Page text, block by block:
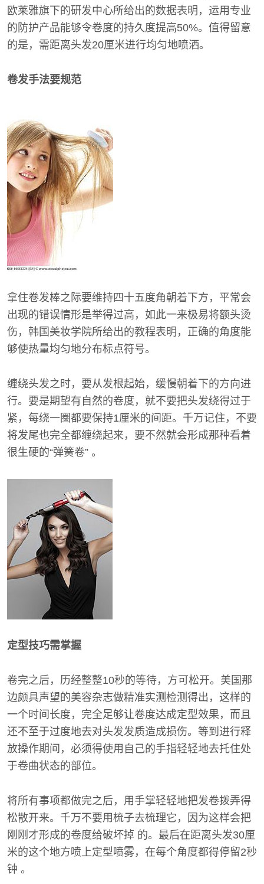
欧莱雅旗下的研发中心所给出的数据表明，运用专业
的防护产品能够令卷度的持久度提高50%。值得留意
的是，需距离头发20厘米进行均匀地喷洒。
卷发手法要规范
拿住卷发棒之际要维持四十五度角朝着下方，平常会
出现的错误情形是举得过高，如此一来极易将额头烫
伤，韩国美妆学院所给出的教程表明，正确的角度能
够使热量均匀地分布标点符号。
缠绕头发之时，要从发根起始，缓慢朝着下的方向进
行。要是期望有自然的卷度，就不要把头发绕得过于
紧，每绕一圈都要保持1厘米的间距。千万记住，不要
将发尾也完全都缠绕起来，要不然就会形成那种看着
很生硬的“弹簧卷” 。
定型技巧需掌握
卷完之后，历经整整10秒的等待，方可松开。美国那
边颇具声望的美容杂志做精准实测检测得出，这样的
一个时间长度，完全足够让卷度达成定型效果，而且
还不至于过度地去对头发发质造成损伤。等到进行释
放操作期间，必须得使用自己的手指轻轻地去托住处
于卷曲状态的部位。
将所有事项都做完之后，用手掌轻轻地把发卷拨弄得
松散开来。千万不要用梳子去梳理它，因为这样会把
刚刚才形成的卷度给破坏掉 的。最后在距离头发30厘
米的这个地方喷上定型喷雾，在每个角度都得停留2秒
钟 。